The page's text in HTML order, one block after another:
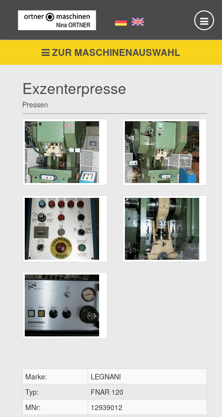
ZUR MASCHINENAUSWAHL
Exzenterpresse
Pressen
Marke:
LEGNANI
Typ:
FNAR 120
MNr:
12939012